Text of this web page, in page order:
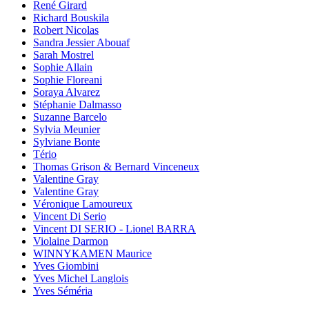
René Girard
Richard Bouskila
Robert Nicolas
Sandra Jessier Abouaf
Sarah Mostrel
Sophie Allain
Sophie Floreani
Soraya Alvarez
Stéphanie Dalmasso
Suzanne Barcelo
Sylvia Meunier
Sylviane Bonte
Tério
Thomas Grison & Bernard Vinceneux
Valentine Gray
Valentine Gray
Véronique Lamoureux
Vincent Di Serio
Vincent DI SERIO - Lionel BARRA
Violaine Darmon
WINNYKAMEN Maurice
Yves Giombini
Yves Michel Langlois
Yves Séméria